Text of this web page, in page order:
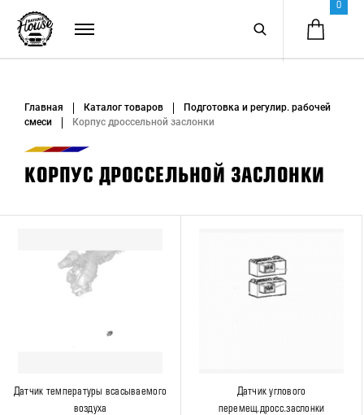
0
Главная Каталог товаров
Подготовка и регулир. рабочей
смеси
Корпус дроссельной заслонки
КОРПУС ДРОССЕЛЬНОЙ ЗАСЛОНКИ
Датчик температуры всасываемого
воздуха
Датчик углового
перемещ.дросс.заслонки